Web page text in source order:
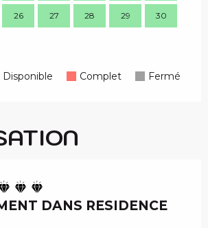
26 27 28 29 30
Disponible Complet Fermé
DANS RESIDENCE